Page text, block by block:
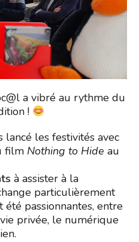
a vibré au rythme du
!
lancé les festivités avec
film Nothing to Hide au
à assister à la
particulièrement
été passionnantes, entre
privée, le numérique